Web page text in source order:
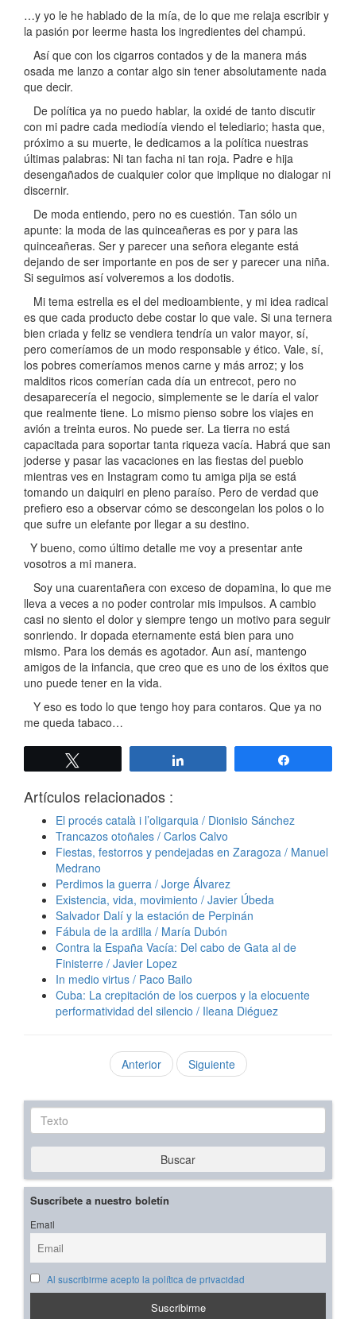
…y yo le he hablado de la mía, de lo que me relaja escribir y
la pasión por leerme hasta los ingredientes del champú.
Así que con los cigarros contados y de la manera más
osada me lanzo a contar algo sin tener absolutamente nada
que decir.
De política ya no puedo hablar, la oxidé de tanto discutir
con mi padre cada mediodía viendo el telediario; hasta que,
próximo a su muerte, le dedicamos a la política nuestras
últimas palabras: Ni tan facha ni tan roja. Padre e hija
desengañados de cualquier color que implique no dialogar ni
discernir.
De moda entiendo, pero no es cuestión. Tan sólo un
apunte: la moda de las quinceañeras es por y para las
quinceañeras. Ser y parecer una señora elegante está
dejando de ser importante en pos de ser y parecer una niña.
Si seguimos así volveremos a los dodotis.
Mi tema estrella es el del medioambiente, y mi idea radical
es que cada producto debe costar lo que vale. Si una ternera
bien criada y feliz se vendiera tendría un valor mayor, sí,
pero comeríamos de un modo responsable y ético. Vale, sí,
los pobres comeríamos menos carne y más arroz; y los
malditos ricos comerían cada día un entrecot, pero no
desaparecería el negocio, simplemente se le daría el valor
que realmente tiene. Lo mismo pienso sobre los viajes en
avión a treinta euros. No puede ser. La tierra no está
capacitada para soportar tanta riqueza vacía. Habrá que san
joderse y pasar las vacaciones en las fiestas del pueblo
mientras ves en Instagram como tu amiga pija se está
tomando un daiquiri en pleno paraíso. Pero de verdad que
prefiero eso a observar cómo se descongelan los polos o lo
que sufre un elefante por llegar a su destino.
Y bueno, como último detalle me voy a presentar ante
vosotros a mi manera.
Soy una cuarentañera con exceso de dopamina, lo que me
lleva a veces a no poder controlar mis impulsos. A cambio
casi no siento el dolor y siempre tengo un motivo para seguir
sonriendo. Ir dopada eternamente está bien para uno
mismo. Para los demás es agotador. Aun así, mantengo
amigos de la infancia, que creo que es uno de los éxitos que
uno puede tener en la vida.
Y eso es todo lo que tengo hoy para contaros. Que ya no
me queda tabaco…
Artículos relacionados :
El procés català i l’oligarquia / Dionisio Sánchez
Trancazos otoñales / Carlos Calvo
Fiestas, festorros y pendejadas en Zaragoza / Manuel
Medrano
Perdimos la guerra / Jorge Álvarez
Existencia, vida, movimiento / Javier Úbeda
Salvador Dalí y la estación de Perpinán
Fábula de la ardilla / María Dubón
Contra la España Vacía: Del cabo de Gata al de
Finisterre / Javier Lopez
In medio virtus / Paco Bailo
Cuba: La crepitación de los cuerpos y la elocuente
performatividad del silencio / Ileana Diéguez
Anterior Siguiente
Texto
Buscar
Suscríbete a nuestro boletín
Email
Al suscribirme acepto la política de privacidad